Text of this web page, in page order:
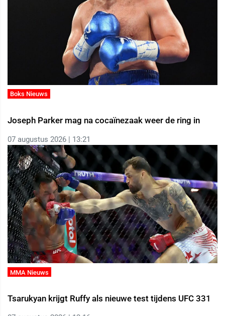
Boks Nieuws
Joseph Parker mag na cocaïnezaak weer de ring in
07 augustus 2026 | 13:21
MMA Nieuws
Tsarukyan krijgt Ruffy als nieuwe test tijdens UFC 331